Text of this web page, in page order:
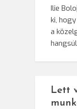
Ilie
ki,
a
Lett